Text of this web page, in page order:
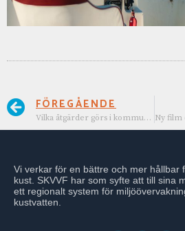
FÖREGÅENDE
Vilka åtgärder görs i kommunerna?
Vi verkar för en bättre och mer hållbar
kust. SKVVF har som syfte att till sina
ett regionalt system för
kustvatten.